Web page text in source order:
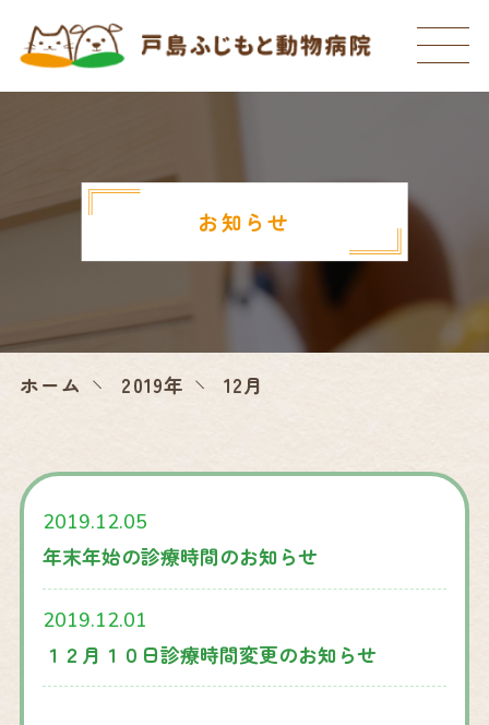
お知らせ
ホーム 2019年 12月
年末年始の診療時間のお知らせ
2019.12.05
１２月１０日診療時間変更のお知らせ
2019.12.01